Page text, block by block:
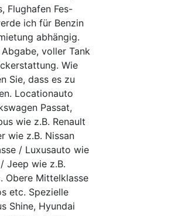
Flughafen Fes-
ich für Benzin
abhängig.
voller Tank
Wie
Sie, dass es zu
Locationauto
Passat,
wie z.B. Renault
wie z.B. Nissan
/ Luxusauto wie
Jeep wie z.B.
Obere Mittelklasse
etc. Spezielle
Shine, Hyundai